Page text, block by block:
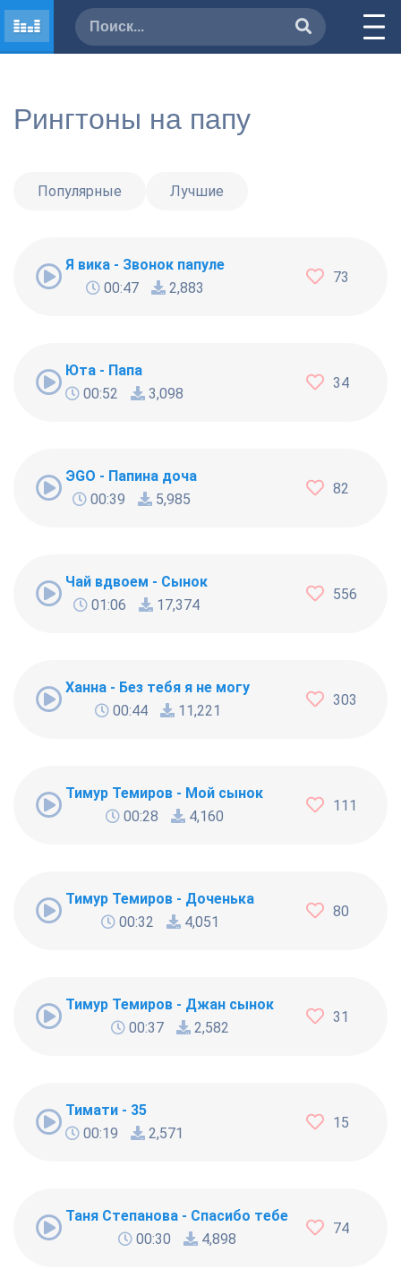
Рингтоны на папу
Популярные Лучшие
Я вика - Звонок папуле
00:47
2,883
73
Юта - Папа
00:52
3,098
34
ЭGO - Папина доча
00:39
5,985
82
Чай вдвоем - Сынок
01:06
17,374
556
Ханна - Без тебя я не могу
00:44
11,221
303
Тимур Темиров - Мой сынок
00:28
4,160
111
Тимур Темиров - Доченька
00:32
4,051
80
Тимур Темиров - Джан сынок
00:37
2,582
31
Тимати - 35
00:19
2,571
15
Таня Степанова - Спасибо тебе
00:30
4,898
74